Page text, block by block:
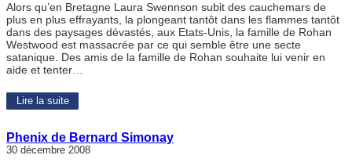
Alors qu’en Bretagne Laura Swennson subit des cauchemars de
plus en plus effrayants, la plongeant tantôt dans les flammes tantôt
dans des paysages dévastés, aux Etats-Unis, la famille de Rohan
Westwood est massacrée par ce qui semble être une secte
satanique. Des amis de la famille de Rohan souhaite lui venir en
aide et tenter…
Lire la suite
Phenix de Bernard Simonay
30 décembre 2008